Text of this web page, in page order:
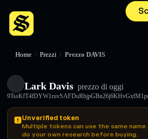
Home / Prezzi / Prezzo DAVIS
Lark Davis prezzo di oggi
Unverified token
Multiple tokens can use the same
do your own research before buying.